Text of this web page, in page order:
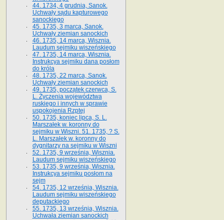
44. 1734, 4 grudnia, Sanok.
Uchwały sądu kapturowego
sanockiego
45. 1735, 3 marca, Sanok.
Uchwały ziemian sanockich
46. 1735, 14 marca, Wisznia.
Laudum sejmiku wiszeńskiego
47. 1735, 14 marca, Wisznia.
Instrukcya sejmiku dana posłom
do króla
48. 1735, 22 marca, Sanok.
Uchwały ziemian sanockich
49. 1735, początek czerwca, S.
L. Życzenia województwa
ruskiego i innych w sprawie
uspokojenia Rzptej
50. 1735, koniec lipca, S. L.
Marszałek w. koronny do
sejmiku w Wiszni. 51. 1735, ? S.
L. Marszałek w. koronny do
dygnitarzy na sejmiku w Wiszni
52. 1735, 9 września, Wisznia.
Laudum sejmiku wiszeńskiego
53. 1735, 9 września, Wisznia.
Instrukcya sejmiku posłom na
sejm
54. 1735, 12 września, Wisznia.
Laudum sejmiku wiszeńskiego
deputackiego
55. 1735, 13 września, Wisznia.
Uchwała ziemian sanockich